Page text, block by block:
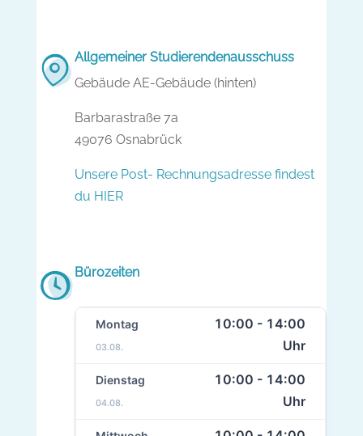
Allgemeiner Studierendenausschuss
Gebäude AE-Gebäude (hinten)
Barbarastraße 7a
49076 Osnabrück
Unsere Post- Rechnungsadresse findest
du HIER
Bürozeiten
Montag
03.08.
10:00 - 14:00
Uhr
Dienstag
04.08.
10:00 - 14:00
Uhr